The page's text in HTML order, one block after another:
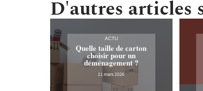
D'autres articles
ACTU
Quelle taille de carton
choisir pour un
déménagement ?
11 mars 2026